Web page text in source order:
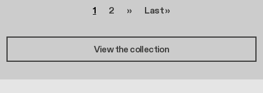
Seite
1 Seite
2 Nächste Seite
›› Letzte Seite
Last »
View the collection